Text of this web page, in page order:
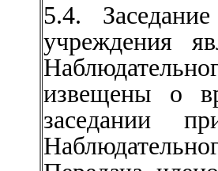
5.4.
учреждения
извещены о
заседании